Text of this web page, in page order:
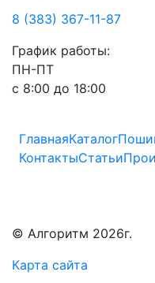
8 (383) 367-11-87
График работы:
ПН-ПТ
с 8:00 до 18:00
ГлавнаяКаталог
КонтактыСтатьи
© Алгоритм 2026г.
Карта сайта